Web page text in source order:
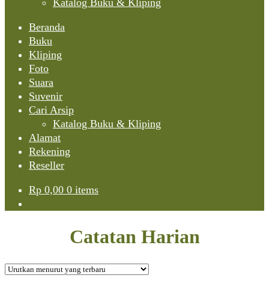
Katalog Buku & Kliping
Beranda
Buku
Kliping
Foto
Suara
Suvenir
Cari Arsip
Katalog Buku & Kliping
Alamat
Rekening
Reseller
Rp 0,00 0 items
Catatan Harian